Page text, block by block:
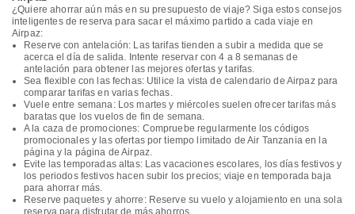
¿Quiere ahorrar aún más en su presupuesto de viaje? Siga estos consejos
inteligentes de reserva para sacar el máximo partido a cada viaje en
Airpaz:
Reserve con antelación: Las tarifas tienden a subir a medida que se
acerca el día de salida. Intente reservar con 4 a 8 semanas de
antelación para obtener las mejores ofertas y tarifas.
Sea flexible con las fechas: Utilice la vista de calendario de Airpaz para
comparar tarifas en varias fechas.
Vuele entre semana: Los martes y miércoles suelen ofrecer tarifas más
baratas que los vuelos de fin de semana.
A la caza de promociones: Compruebe regularmente los códigos
promocionales y las ofertas por tiempo limitado de Air Tanzania en la
página y la página de Airpaz.
Evite las temporadas altas: Las vacaciones escolares, los días festivos y
los periodos festivos hacen subir los precios; viaje en temporada baja
para ahorrar más.
Reserve paquetes y ahorre: Reserve su vuelo y alojamiento en una sola
reserva para disfrutar de más ahorros.